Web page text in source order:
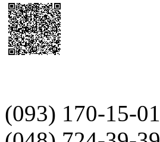
(093) 170-15-01